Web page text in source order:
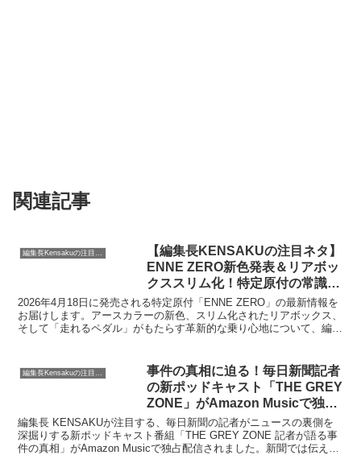
関連記事
【編集長KENSAKUの注目ネタ】
ENNE ZERO新色発表＆リアボッ
クススリム化！特定原付の常識を
覆す「走れるペダル」の魅力に迫
る
2026年4月18日に発売される特定原付「ENNE ZERO」の最新情報を
お届けします。アースカラーの新色、スリム化されたリアボックス、
そして「走れるペダル」がもたらす革新的な乗り心地について、編集
編集長Kensakuの注目ネタ
事件の真相に迫る！毎日新聞記者
の新ポッドキャスト「THE GREY
ZONE」がAmazon Musicで独占
配信開始
編集長 KENSAKUが注目する、毎日新聞の記者がニュースの裏側を
深掘りする新ポッドキャスト番組「THE GREY ZONE 記者が語る事
件の真相」がAmazon Musicで独占配信されました。新聞では伝えき